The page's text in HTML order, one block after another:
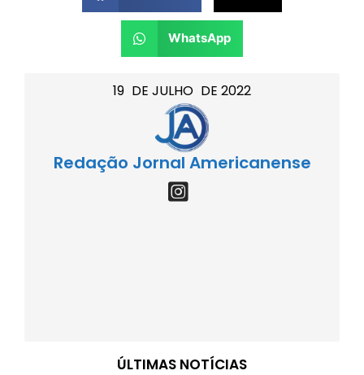
19 DE JULHO DE 2022
Redação Jornal Americanense
ÚLTIMAS NOTÍCIAS
WhatsApp